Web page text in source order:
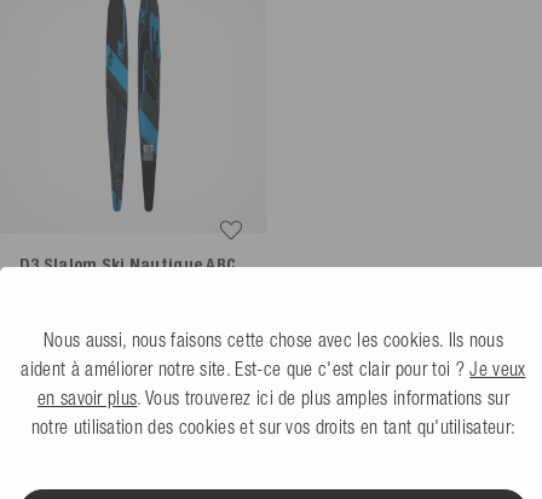
D3 Slalom Ski Nautique ARC
Nous aussi, nous faisons cette chose avec les cookies. Ils nous
aident à améliorer notre site. Est-ce que c'est clair pour toi ?Je veux
en savoir plus. Vous trouverez ici de plus amples informations sur
notre utilisation des cookies et sur vos droits en tant qu'utilisateur: